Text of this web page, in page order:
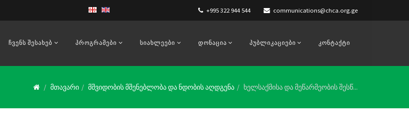
+995 322 944 544 communications@chca.org.ge
ᲩᲕᲔᲜᲡ ᲨᲔᲡᲐᲮᲔᲑ ᲞᲠᲝᲒᲠᲐᲛᲔᲑᲘ ᲡᲘᲐᲮᲚᲔᲔᲑᲘ ᲓᲝᲜᲐᲪᲘᲐ ᲞᲣᲑᲚᲘᲙᲐᲪᲘᲔᲑᲘ ᲙᲝᲜᲢᲐᲥᲢᲘ
მთავარი მშვიდობის მშენებლობა და ნდობის აღდგენა ხელსაქმისა და მეწარმეობის შესწ...